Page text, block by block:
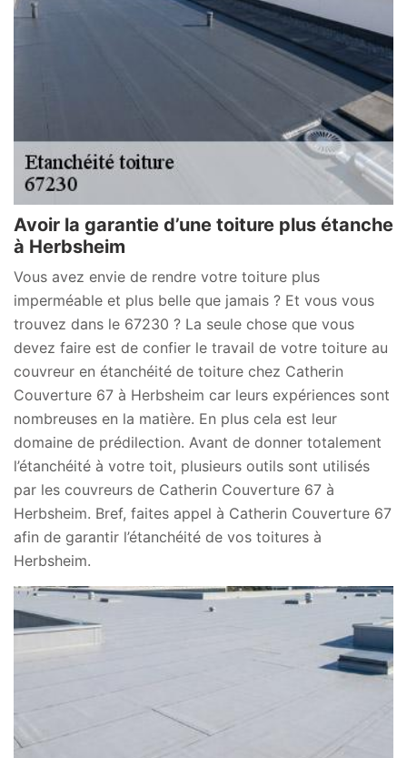
Avoir la garantie d’une toiture plus étanche
à Herbsheim
Vous avez envie de rendre votre toiture plus
imperméable et plus belle que jamais ? Et vous vous
trouvez dans le 67230 ? La seule chose que vous
devez faire est de confier le travail de votre toiture au
couvreur en étanchéité de toiture chez Catherin
Couverture 67 à Herbsheim car leurs expériences sont
nombreuses en la matière. En plus cela est leur
domaine de prédilection. Avant de donner totalement
l’étanchéité à votre toit, plusieurs outils sont utilisés
par les couvreurs de Catherin Couverture 67 à
Herbsheim. Bref, faites appel à Catherin Couverture 67
afin de garantir l’étanchéité de vos toitures à
Herbsheim.